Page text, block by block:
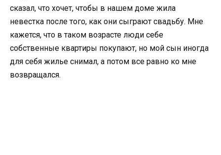
сказал, что хочет, чтобы в нашем доме жила
невестка после того, как они сыграют свадьбу. Мне
кажется, что в таком возрасте люди себе
собственные квартиры покупают, но мой сын иногда
для себя жилье снимал, а потом все равно ко мне
возвращался.